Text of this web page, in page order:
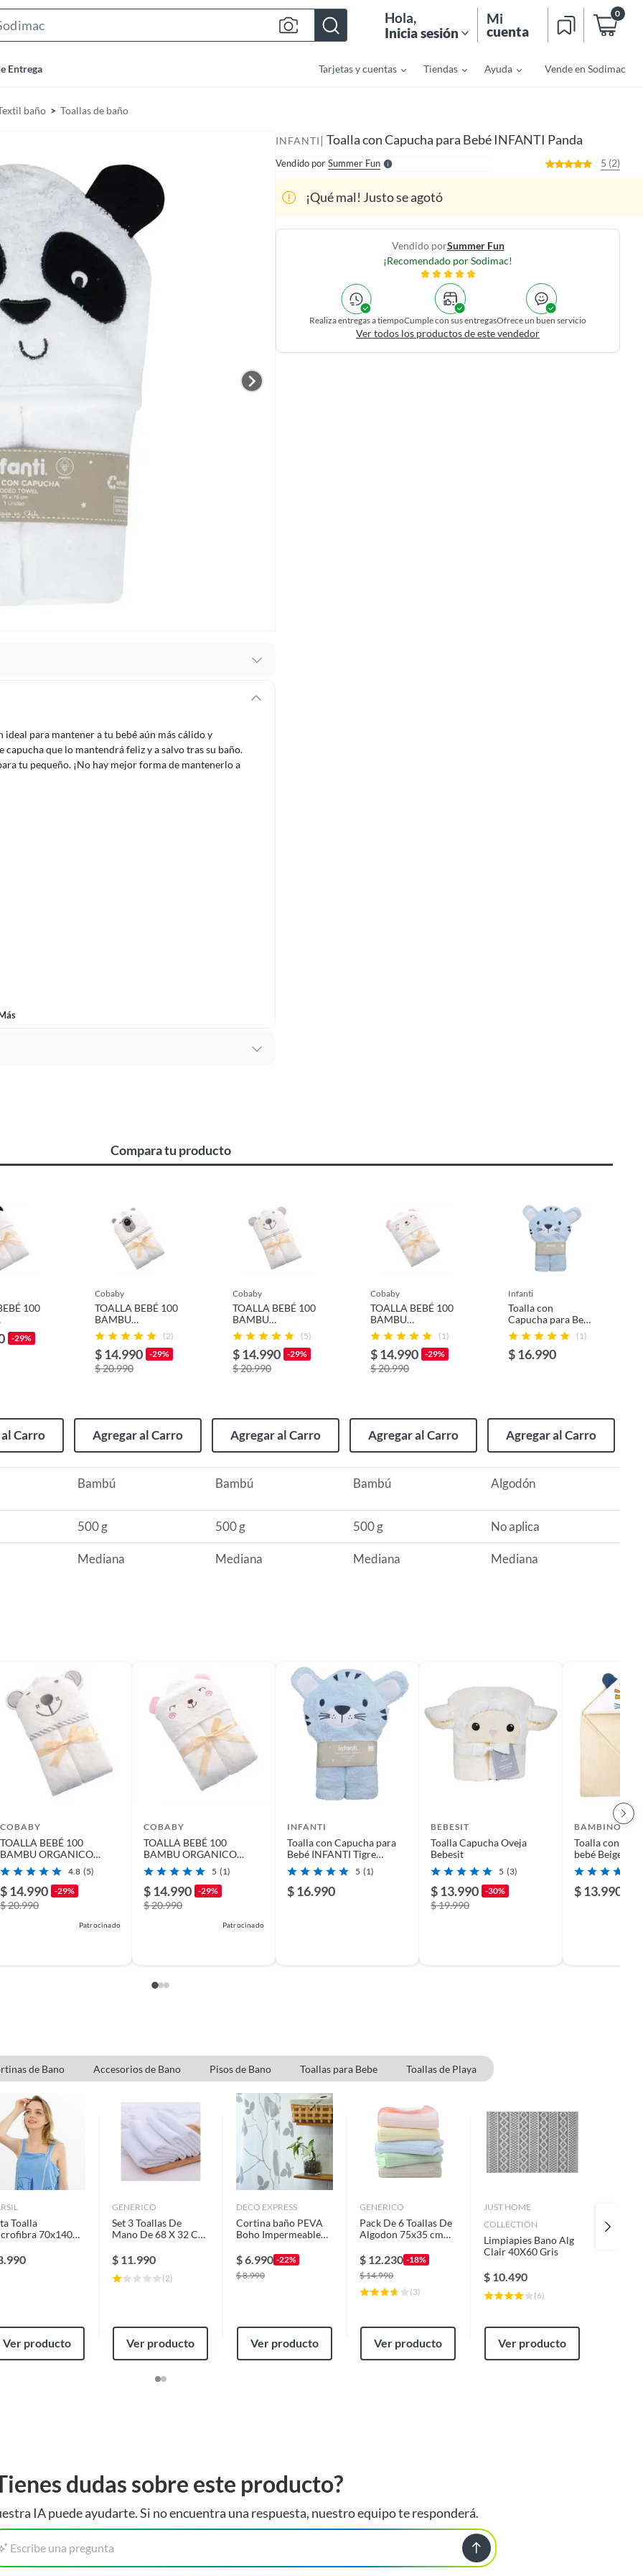
r
Hola,
Inicia sesión
Mi
cuenta
0
Entrega Tarjetas y cuentas Tiendas Ayuda Vende en Sodimac
baño Toallas de baño
intactos y sin uso, tal como te lo entregamos. Ten
deteriorarse o caducar con rapidez.
electrónica, por ejemplo, cupones de experiencia o
reparados, abiertos, de segunda selección,
en esa condición a un precio reducido.
entre otros análogos.
ideal para mantener a tu bebé aún más cálido y
que lo mantendrá feliz y a salvo tras su baño.
tu pequeño. ¡No hay mejor forma de mantenerlo a
Capucha Panda
INFANTI | Toalla con Capucha para Bebé INFANTI Panda
Vendido por Summer FunS
l
5 (2)
¡Qué mal! Justo se agotó
Vendido porSummer Fun
¡Recomendado por Sodimac!
Realiza entregas a tiempoCumple con sus entregasOfrece un buen servicio
Ver todos los productos de este vendedor
Compara tu producto
100
90X90
-29%
Carro
cobaby
TOALLA BEBÉ 100
BAMBU
ORGANICO 90X90
BIG B
(2)
$ 14.990 -29%
$ 20.990
Agregar al Carro
cobaby
TOALLA BEBÉ 100
BAMBU
ORGANICO 90X90
OSO
(5)
$ 14.990 -29%
$ 20.990
Agregar al Carro
cobaby
TOALLA BEBÉ 100
BAMBU
ORGANICO 90X90
PINK
(1)
$ 14.990 -29%
$ 20.990
Agregar al Carro
infanti
Toalla con
Capucha para Bebé
INFANTI Tigre
Celeste
(1)
$ 16.990
Agregar al Carro
Bambú Bambú Bambú Algodón
500 g 500 g 500 g No aplica
Mediana Mediana Mediana Mediana
COBABY
TOALLA BEBÉ 100
BAMBU ORGANICO
90X90 OSO
4.8 (5)
$ 14.990 -29%
$ 20.990
Patrocinado
COBABY
TOALLA BEBÉ 100
BAMBU ORGANICO
90X90 PINK
5 (1)
$ 14.990 -29%
$ 20.990
Patrocinado
INFANTI
Toalla con Capucha para
Bebé INFANTI Tigre
Celeste
5 (1)
$ 16.990
BEBESIT
Toalla Capucha Oveja
Bebesit
5 (3)
$ 13.990 -30%
$ 19.990
BAMBINO
Toalla con
bebé Beige
$ 13.990
de Bano Accesorios de Bano Pisos de Bano Toallas para Bebe Toallas de Playa
Toalla
70x140
Ver producto
GENERICO
Set 3 Toallas De
Mano De 68 X 32 Cm
$ 11.990
(2)
Ver producto
DECO EXPRESS
Cortina baño PEVA
Boho Impermeable
$6.990 -22%
$8.990
Ver producto
GENERICO
Pack De 6 Toallas De
Algodon 75x35 cm
$ 12.230 -18%
$14.990
(3)
Ver producto
JUST HOME
COLLECTION
Limpiapies Bano Alg
Clair 40X60 Gris
$ 10.490
(6)
Ver producto
dudas sobre este producto?
IA puede ayudarte. Si no encuentra una respuesta, nuestro equipo te responderá.
Escribe una pregunta